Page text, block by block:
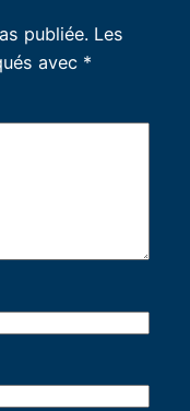
publiée. Les
avec *